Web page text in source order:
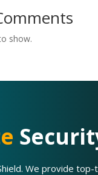
show.
We provide